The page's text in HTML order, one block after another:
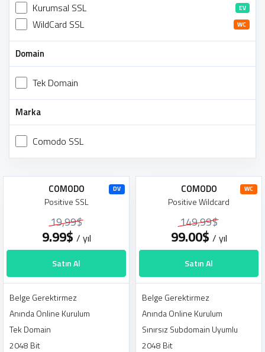
Kurumsal SSL EV
WildCard SSL WC
Domain
Tek Domain
Marka
Comodo SSL
COMODO
Positive SSL
19,99$
9.99$ / yıl
Satın Al
Belge Gerektirmez
Anında Online Kurulum
Tek Domain
2048 Bit
COMODO
Positive Wildcard
149,99$
99.00$ / yıl
Satın Al
Belge Gerektirmez
Anında Online Kurulum
Sınırsız Subdomain Uyumlu
2048 Bit